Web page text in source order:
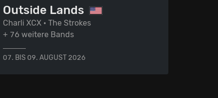
Outside Lands
Charli XCX • The Strokes
+ 76 weitere Bands
07. BIS 09. AUGUST 2026